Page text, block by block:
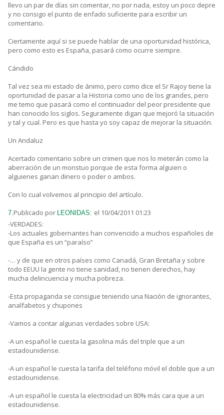
llevo un par de días sin comentar, no por nada, estoy un poco depre
y no consigo el punto de enfado suficiente para escribir un
comentario.
Ciertamente aquí si se puede hablar de una oportunidad histórica,
pero como esto es España, pasará como ocurre siempre.
Cándido
Tal vez sea mi estado de ánimo, pero como dice el Sr Rajoy tiene la
oportunidad de pasar a la Historia como uno de los grandes, pero
me temo que pasará como el continuador del peor presidente que
han conocido los siglos. Seguramente digan que mejoró la situación
y tal y cual. Pero es que hasta yo soy capaz de mejorar la situación.
Un Andaluz
Acertado comentario sobre un crimen que nos lo meterán como la
aberración de un monstuo porque de esta forma alguien o
alguienes ganan dinero o poder o ambos.
Con lo cual volvemos al principio del artículo.
7.Publicado por LEONIDAS: el 10/04/2011 01:23
-VERDADES:
-Los actuales gobernantes han convencido a muchos españoles de
que España es un “paraíso”
-… y de que en otros países como Canadá, Gran Bretaña y sobre
todo EEUU la gente no tiene sanidad, no tienen derechos, hay
mucha delincuencia y mucha pobreza.
-Esta propaganda se consigue teniendo una Nación de ignorantes,
analfabetos y chupones
-Vamos a contar algunas verdades sobre USA:
-A un español le cuesta la gasolina más del triple que a un
estadounidense.
-A un español le cuesta la tarifa del teléfono móvil el doble que a un
estadounidense.
-A un español le cuesta la electricidad un 80% más cara que a un
estadounidense.